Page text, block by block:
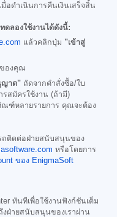
อดำเนินการคืนเงินเสร็จสิ้น
ดลองใช้งานได้ดังนี้:
แล้วคลิกปุ่ม "เข้าสู่
ของคุณ
ญาต" ถัดจากคำสั่งซื้อ/ใบ
สมัครใช้งาน (ถ้ามี)
ฑ์หลายรายการ คุณจะต้อง
ติดต่อฝ่ายสนับสนุนของ
หรือโดยการ
ของ EnigmaSoft
ทันทีเพื่อใช้งานฟังก์ชันเต็ม
ฝ่ายสนับสนุนของเราผ่าน